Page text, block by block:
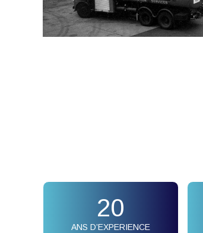
20
ANS D’EXPERIENCE